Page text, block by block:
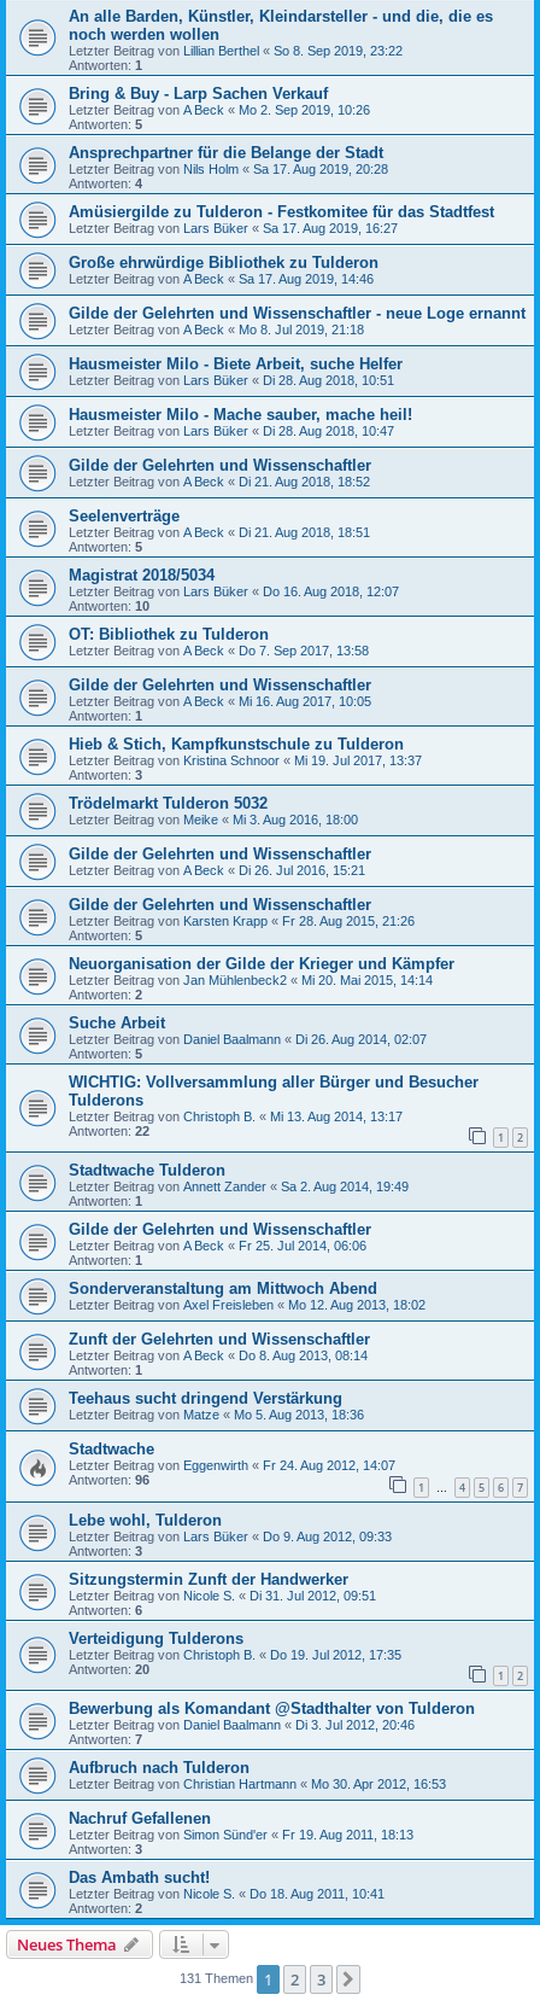
An alle Barden, Künstler, Kleindarsteller - und die, die es
noch werden wollen
Letzter Beitrag von Lillian Berthel « So 8. Sep 2019, 23:22
Antworten: 1
Bring & Buy - Larp Sachen Verkauf
Letzter Beitrag von A Beck « Mo 2. Sep 2019, 10:26
Antworten: 5
Ansprechpartner für die Belange der Stadt
Letzter Beitrag von Nils Holm « Sa 17. Aug 2019, 20:28
Antworten: 4
Amüsiergilde zu Tulderon - Festkomitee für das Stadtfest
Letzter Beitrag von Lars Büker « Sa 17. Aug 2019, 16:27
Große ehrwürdige Bibliothek zu Tulderon
Letzter Beitrag von A Beck « Sa 17. Aug 2019, 14:46
Gilde der Gelehrten und Wissenschaftler - neue Loge ernannt
Letzter Beitrag von A Beck « Mo 8. Jul 2019, 21:18
Hausmeister Milo - Biete Arbeit, suche Helfer
Letzter Beitrag von Lars Büker « Di 28. Aug 2018, 10:51
Hausmeister Milo - Mache sauber, mache heil!
Letzter Beitrag von Lars Büker « Di 28. Aug 2018, 10:47
Gilde der Gelehrten und Wissenschaftler
Letzter Beitrag von A Beck « Di 21. Aug 2018, 18:52
Seelenverträge
Letzter Beitrag von A Beck « Di 21. Aug 2018, 18:51
Antworten: 5
Magistrat 2018/5034
Letzter Beitrag von Lars Büker « Do 16. Aug 2018, 12:07
Antworten: 10
OT: Bibliothek zu Tulderon
Letzter Beitrag von A Beck « Do 7. Sep 2017, 13:58
Gilde der Gelehrten und Wissenschaftler
Letzter Beitrag von A Beck « Mi 16. Aug 2017, 10:05
Antworten: 1
Hieb & Stich, Kampfkunstschule zu Tulderon
Letzter Beitrag von Kristina Schnoor « Mi 19. Jul 2017, 13:37
Antworten: 3
Trödelmarkt Tulderon 5032
Letzter Beitrag von Meike « Mi 3. Aug 2016, 18:00
Gilde der Gelehrten und Wissenschaftler
Letzter Beitrag von A Beck « Di 26. Jul 2016, 15:21
Gilde der Gelehrten und Wissenschaftler
Letzter Beitrag von Karsten Krapp « Fr 28. Aug 2015, 21:26
Antworten: 5
Neuorganisation der Gilde der Krieger und Kämpfer
Letzter Beitrag von Jan Mühlenbeck2 « Mi 20. Mai 2015, 14:14
Antworten: 2
Suche Arbeit
Letzter Beitrag von Daniel Baalmann « Di 26. Aug 2014, 02:07
Antworten: 5
WICHTIG: Vollversammlung aller Bürger und Besucher
Tulderons
Letzter Beitrag von Christoph B. « Mi 13. Aug 2014, 13:17
Antworten: 22 1 2
Stadtwache Tulderon
Letzter Beitrag von Annett Zander « Sa 2. Aug 2014, 19:49
Antworten: 1
Gilde der Gelehrten und Wissenschaftler
Letzter Beitrag von A Beck « Fr 25. Jul 2014, 06:06
Antworten: 1
Sonderveranstaltung am Mittwoch Abend
Letzter Beitrag von Axel Freisleben « Mo 12. Aug 2013, 18:02
Zunft der Gelehrten und Wissenschaftler
Letzter Beitrag von A Beck « Do 8. Aug 2013, 08:14
Antworten: 1
Teehaus sucht dringend Verstärkung
Letzter Beitrag von Matze « Mo 5. Aug 2013, 18:36
Stadtwache
Letzter Beitrag von Eggenwirth « Fr 24. Aug 2012, 14:07
Antworten: 96 1 … 4 5 6 7
Lebe wohl, Tulderon
Letzter Beitrag von Lars Büker « Do 9. Aug 2012, 09:33
Antworten: 3
Sitzungstermin Zunft der Handwerker
Letzter Beitrag von Nicole S. « Di 31. Jul 2012, 09:51
Antworten: 6
Verteidigung Tulderons
Letzter Beitrag von Christoph B. « Do 19. Jul 2012, 17:35
Antworten: 20 1 2
Bewerbung als Komandant @Stadthalter von Tulderon
Letzter Beitrag von Daniel Baalmann « Di 3. Jul 2012, 20:46
Antworten: 7
Aufbruch nach Tulderon
Letzter Beitrag von Christian Hartmann « Mo 30. Apr 2012, 16:53
Nachruf Gefallenen
Letzter Beitrag von Simon Sünd'er « Fr 19. Aug 2011, 18:13
Antworten: 3
Das Ambath sucht!
Letzter Beitrag von Nicole S. « Do 18. Aug 2011, 10:41
Antworten: 2
Neues Thema
131 Themen 1 2 3